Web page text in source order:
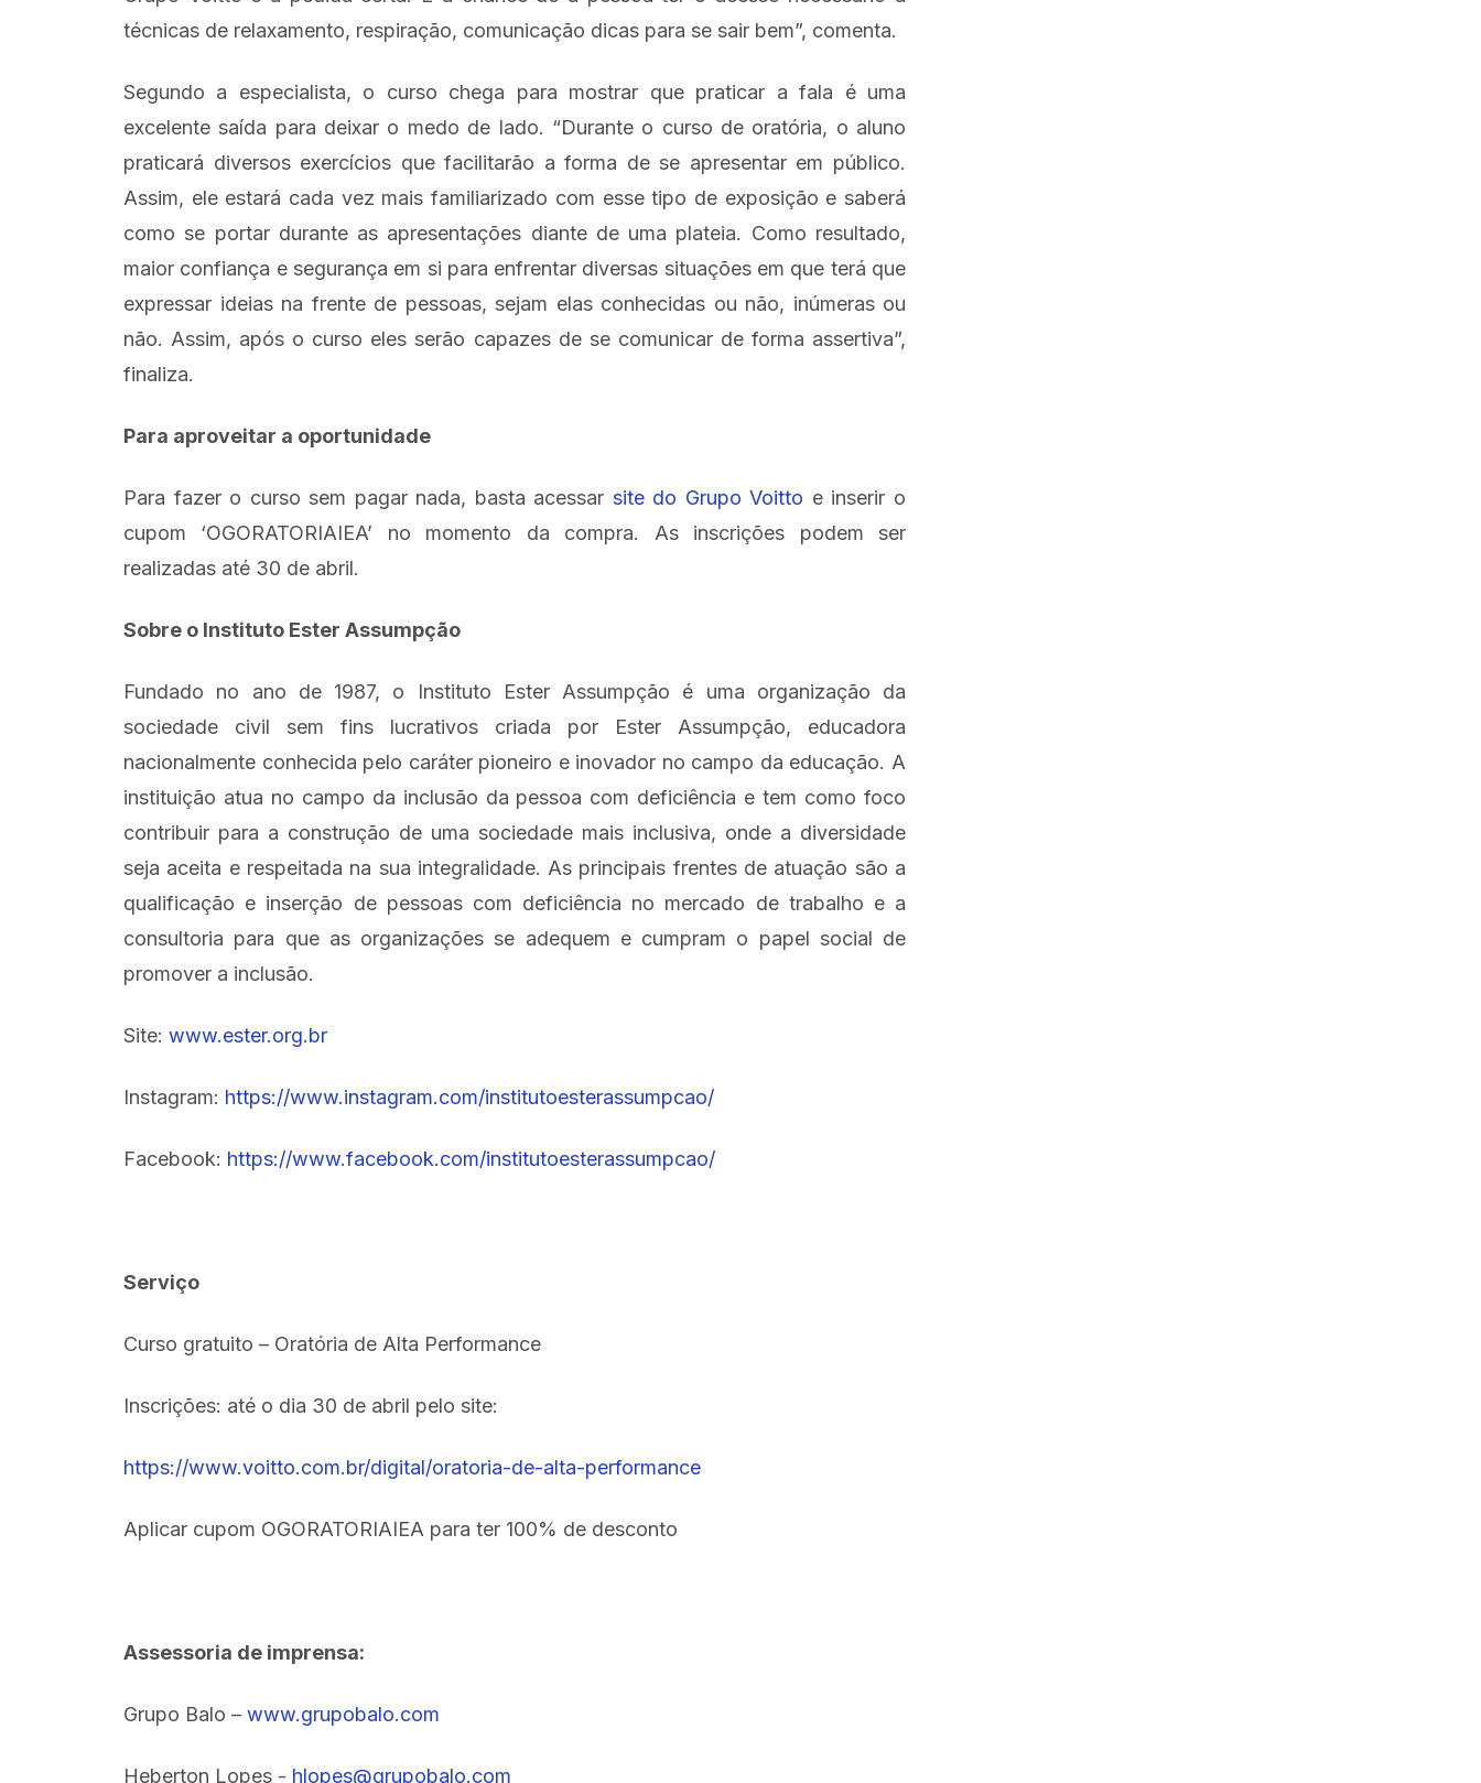
técnicas de relaxamento, respiração, comunicação dicas para se sair bem”, comenta.
Segundo a especialista, o curso chega para mostrar que praticar a fala é uma
excelente saída para deixar o medo de lado. “Durante o curso de oratória, o aluno
praticará diversos exercícios que facilitarão a forma de se apresentar em público.
Assim, ele estará cada vez mais familiarizado com esse tipo de exposição e saberá
como se portar durante as apresentações diante de uma plateia. Como resultado,
maior confiança e segurança em si para enfrentar diversas situações em que terá que
expressar ideias na frente de pessoas, sejam elas conhecidas ou não, inúmeras ou
não. Assim, após o curso eles serão capazes de se comunicar de forma assertiva”,
finaliza.
Para aproveitar a oportunidade
Para fazer o curso sem pagar nada, basta acessar site do Grupo Voitto e inserir o
cupom ‘OGORATORIAIEA’ no momento da compra. As inscrições podem ser
realizadas até 30 de abril.
Sobre o Instituto Ester Assumpção
Fundado no ano de 1987, o Instituto Ester Assumpção é uma organização da
sociedade civil sem fins lucrativos criada por Ester Assumpção, educadora
nacionalmente conhecida pelo caráter pioneiro e inovador no campo da educação. A
instituição atua no campo da inclusão da pessoa com deficiência e tem como foco
contribuir para a construção de uma sociedade mais inclusiva, onde a diversidade
seja aceita e respeitada na sua integralidade. As principais frentes de atuação são a
qualificação e inserção de pessoas com deficiência no mercado de trabalho e a
consultoria para que as organizações se adequem e cumpram o papel social de
promover a inclusão.
Site: www.ester.org.br
Instagram: https://www.instagram.com/institutoesterassumpcao/
Facebook: https://www.facebook.com/institutoesterassumpcao/
Serviço
Curso gratuito – Oratória de Alta Performance
Inscrições: até o dia 30 de abril pelo site:
https://www.voitto.com.br/digital/oratoria-de-alta-performance
Aplicar cupom OGORATORIAIEA para ter 100% de desconto
Assessoria de imprensa:
Grupo Balo – www.grupobalo.com
Heberton Lopes - hlopes@grupobalo.com